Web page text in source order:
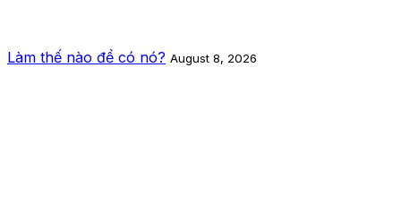
Làm thế nào để có nó? August 8, 2026